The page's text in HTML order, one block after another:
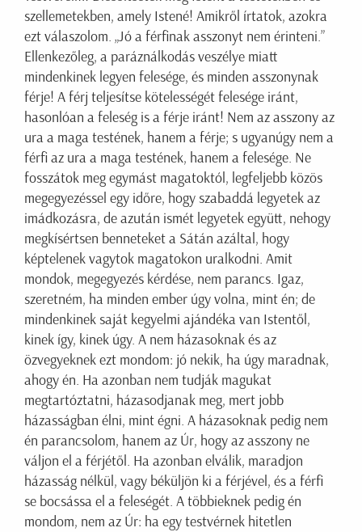
szellemetekben, amely Istené! Amikről írtatok, azokra
ezt válaszolom. „Jó a férfinak asszonyt nem érinteni.”
Ellenkezőleg, a paráználkodás veszélye miatt
mindenkinek legyen felesége, és minden asszonynak
férje! A férj teljesítse kötelességét felesége iránt,
hasonlóan a feleség is a férje iránt! Nem az asszony az
ura a maga testének, hanem a férje; s ugyanúgy nem a
férfi az ura a maga testének, hanem a felesége. Ne
fosszátok meg egymást magatoktól, legfeljebb közös
megegyezéssel egy időre, hogy szabaddá legyetek az
imádkozásra, de azután ismét legyetek együtt, nehogy
megkísértsen benneteket a Sátán azáltal, hogy
képtelenek vagytok magatokon uralkodni. Amit
mondok, megegyezés kérdése, nem parancs. Igaz,
szeretném, ha minden ember úgy volna, mint én; de
mindenkinek saját kegyelmi ajándéka van Istentől,
kinek így, kinek úgy. A nem házasoknak és az
özvegyeknek ezt mondom: jó nekik, ha úgy maradnak,
ahogy én. Ha azonban nem tudják magukat
megtartóztatni, házasodjanak meg, mert jobb
házasságban élni, mint égni. A házasoknak pedig nem
én parancsolom, hanem az Úr, hogy az asszony ne
váljon el a férjétől. Ha azonban elválik, maradjon
házasság nélkül, vagy béküljön ki a férjével, és a férfi
se bocsássa el a feleségét. A többieknek pedig én
mondom, nem az Úr: ha egy testvérnek hitetlen